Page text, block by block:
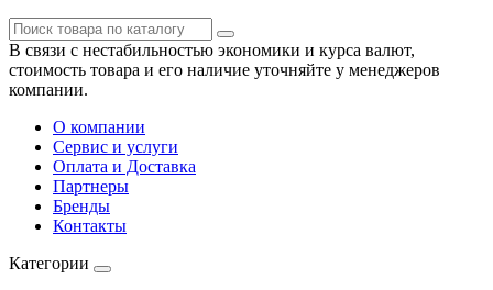
В связи с нестабильностью экономики и курса валют,
стоимость товара и его наличие уточняйте у менеджеров
компании.
О компании
Сервис и услуги
Оплата и Доставка
Партнеры
Бренды
Контакты
Категории